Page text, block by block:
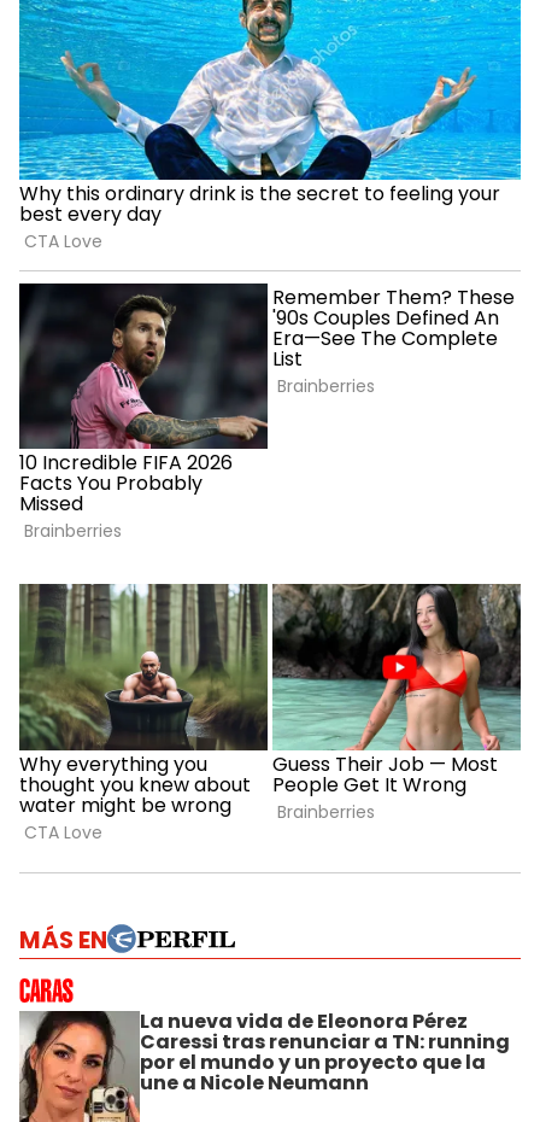
MÁS EN
La nueva vida de Eleonora Pérez
Caressi tras renunciar a TN: running
por el mundo y un proyecto que la
une a Nicole Neumann